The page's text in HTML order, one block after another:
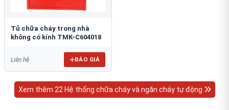
Tủ chữa cháy trong nhà
không có kính TMK-C604018
Liên hệ BÁO GIÁ
Xem thêm 22 Hệ thống chữa cháy và ngăn cháy tự động